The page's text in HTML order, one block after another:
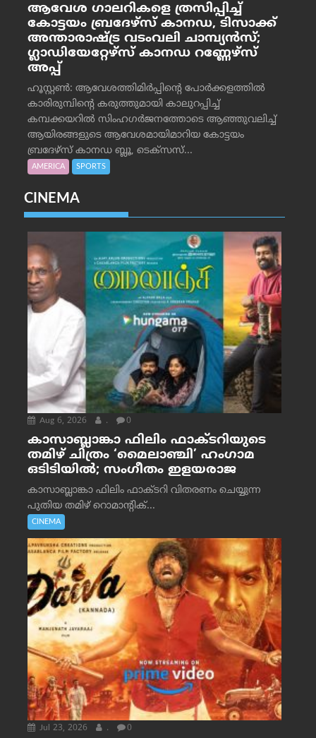
ആവേശ ഗാലറികളെ ത്രസിപ്പിച്ച്
കോട്ടയം ബ്രദേഴ്‌സ് കാനഡ, ടിസാക്ക്
അന്താരാഷ്ട്ര വടംവലി ചാമ്പ്യന്‍സ്;
ഗ്ലാഡിയേറ്റേഴ്‌സ് കാനഡ റണ്ണേഴ്‌സ്
അപ്പ്
ഹൂസ്റ്റണ്‍: ആവേശത്തിമിര്‍പ്പിന്റെ പോര്‍ക്കളത്തില്‍
കാരിരുമ്പിന്റെ കരുത്തുമായി കാലുറപ്പിച്ച്
കമ്പക്കയറില്‍ സിംഹഗര്‍ജനത്തോടെ ആഞ്ഞുവലിച്ച്
ആയിരങ്ങളുടെ ആവേശമായിമാറിയ കോട്ടയം
ബ്രദേഴ്‌സ് കാനഡ ബ്ലൂ, ടെക്‌സസ്...
AMERICA SPORTS
CINEMA
Aug 6, 2026 . 0
കാസാബ്ലാങ്കാ ഫിലിം ഫാക്ടറിയുടെ
തമിഴ് ചിത്രം ‘മൈലാഞ്ചി’ ഹംഗാമ
ഒടിടിയിൽ; സംഗീതം ഇളയരാജ
കാസാബ്ലാങ്കാ ഫിലിം ഫാക്ടറി വിതരണം ചെയ്യുന്ന
പുതിയ തമിഴ് റൊമാന്റിക്...
CINEMA
Jul 23, 2026 . 0